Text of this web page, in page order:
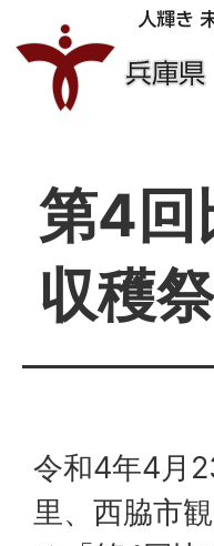
第4回
収穫祭
令和4年4月
里、西脇市